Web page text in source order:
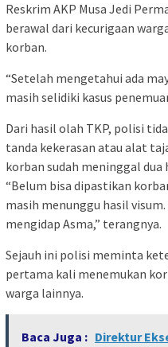
Reskrim AKP Musa Jedi
berawal dari kecurigaan
korban.
“Setelah mengetahui ada
masih selidiki kasus
Dari hasil olah TKP, polisi
tanda kekerasan atau alat
korban sudah meninggal dua
“Belum bisa dipastikan
masih menunggu hasil
mengidap Asma,” terangnya.
Sejauh ini polisi meminta
pertama kali menemukan
warga lainnya.
Baca Juga : Direktur